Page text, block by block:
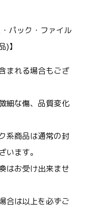
パック・ファイル
)】
まれる場合もござ
細な傷、品質変化
系商品は通常の封
います。
はお受け出来ませ
合は以上を必ずご